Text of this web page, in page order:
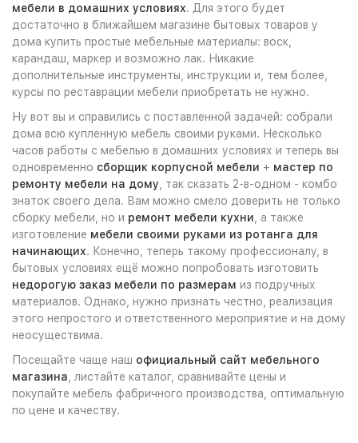
мебели в домашних условиях. Для этого будет
достаточно в ближайшем магазине бытовых товаров у
дома купить простые мебельные материалы: воск,
карандаш, маркер и возможно лак. Никакие
дополнительные инструменты, инструкции и, тем более,
курсы по реставрации мебели приобретать не нужно.
Ну вот вы и справились с поставленной задачей: собрали
дома всю купленную мебель своими руками. Несколько
часов работы с мебелью в домашних условиях и теперь вы
одновременно сборщик корпусной мебели + мастер по
ремонту мебели на дому , так сказать 2-в-одном - комбо
знаток своего дела. Вам можно смело доверить не только
сборку мебели, но и ремонт мебели кухни , а также
изготовление мебели своими руками из ротанга для
начинающих. Конечно, теперь такому профессионалу, в
бытовых условиях ещё можно попробовать изготовить
недорогую заказ мебели по размерам из подручных
материалов. Однако, нужно признать честно, реализация
этого непростого и ответственного мероприятие и на дому
неосуществима.
Посещайте чаще наш официальный сайт мебельного
магазина , листайте каталог, сравнивайте цены и
покупайте мебель фабричного производства, оптимальную
по цене и качеству.